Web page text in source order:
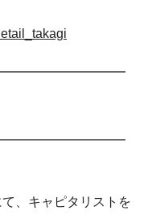
、キャピタリストを